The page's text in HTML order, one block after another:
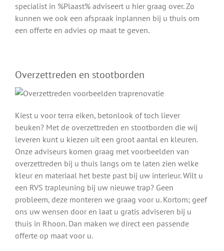
specialist in %Plaast% adviseert u hier graag over. Zo
kunnen we ook een afspraak inplannen bij u thuis om
een offerte en advies op maat te geven.
Overzettreden en stootborden
Kiest u voor terra eiken, betonlook of toch liever
beuken? Met de overzettreden en stootborden die wij
leveren kunt u kiezen uit een groot aantal en kleuren.
Onze adviseurs komen graag met voorbeelden van
overzettreden bij u thuis langs om te laten zien welke
kleur en materiaal het beste past bij uw interieur. Wilt u
een RVS trapleuning bij uw nieuwe trap? Geen
probleem, deze monteren we graag voor u. Kortom; geef
ons uw wensen door en laat u gratis adviseren bij u
thuis in Rhoon. Dan maken we direct een passende
offerte op maat voor u.